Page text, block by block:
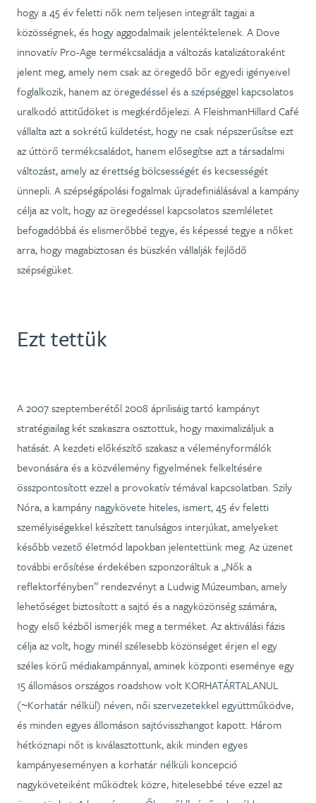
hogy a 45 év feletti nők nem teljesen integrált tagjai a
közösségnek, és hogy aggodalmaik jelentéktelenek. A Dove
innovatív Pro-Age termékcsaládja a változás katalizátoraként
jelent meg, amely nem csak az öregedő bőr egyedi igényeivel
foglalkozik, hanem az öregedéssel és a szépséggel kapcsolatos
uralkodó attitűdöket is megkérdőjelezi. A FleishmanHillard Café
vállalta azt a sokrétű küldetést, hogy ne csak népszerűsítse ezt
az úttörő termékcsaládot, hanem elősegítse azt a társadalmi
változást, amely az érettség bölcsességét és kecsességét
ünnepli. A szépségápolási fogalmak újradefiniálásával a kampány
célja az volt, hogy az öregedéssel kapcsolatos szemléletet
befogadóbbá és elismerőbbé tegye, és képessé tegye a nőket
arra, hogy magabiztosan és büszkén vállalják fejlődő
szépségüket.
Ezt tettük
A 2007 szeptemberétől 2008 áprilisáig tartó kampányt
stratégiailag két szakaszra osztottuk, hogy maximalizáljuk a
hatását. A kezdeti előkészítő szakasz a véleményformálók
bevonására és a közvélemény figyelmének felkeltésére
összpontosított ezzel a provokatív témával kapcsolatban. Szily
Nóra, a kampány nagykövete hiteles, ismert, 45 év feletti
személyiségekkel készített tanulságos interjúkat, amelyeket
később vezető életmód lapokban jelentettünk meg. Az üzenet
további erősítése érdekében szponzoráltuk a „Nők a
reflektorfényben” rendezvényt a Ludwig Múzeumban, amely
lehetőséget biztosított a sajtó és a nagyközönség számára,
hogy első kézből ismerjék meg a terméket. Az aktiválási fázis
célja az volt, hogy minél szélesebb közönséget érjen el egy
széles körű médiakampánnyal, aminek központi eseménye egy
15 állomásos országos roadshow volt KORHATÁRTALANUL
(~Korhatár nélkül) néven, női szervezetekkel együttműködve,
és minden egyes állomáson sajtóvisszhangot kapott. Három
hétköznapi nőt is kiválasztottunk, akik minden egyes
kampányeseményen a korhatár nélküli koncepció
nagyköveteiként működtek közre, hitelesebbé téve ezzel az